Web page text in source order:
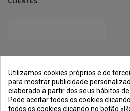
PAGAMENTO
Utilizamos cookies próprios e de
para mostrar publicidade
elaborado a partir dos seus hábitos de
Pode aceitar todos os cookies
todos os cookies clicando no botão